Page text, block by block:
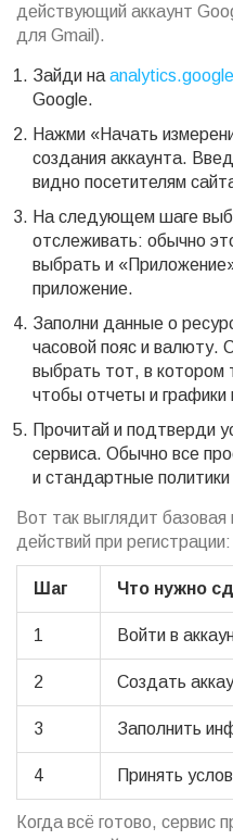
действующий аккаунт
для Gmail).
Зайди на
Google.
Нажми «Начать
создания аккаунта.
видно посетителям
На следующем шаге
отслеживать: обычно
выбрать и
приложение.
Заполни данные о
часовой пояс и валюту.
выбрать тот, в
чтобы отчеты и графики
Прочитай и подтверди
сервиса. Обычно все
и стандартные
Вот так выглядит
действий при регистрации:
Шаг Что нужно
1 Войти в
2 Создать
3 Заполнить
4 Принять
Когда всё готово, сервис